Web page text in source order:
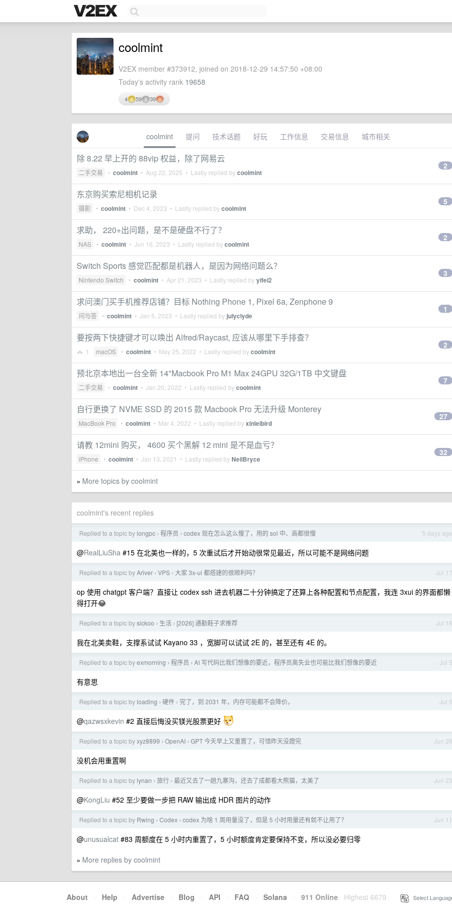
coolmint
V2EX member #373912, joined on 2018-12-29 14:57:50 +08:00
Today's activity rank 19658
4 59 39
coolmint 提问 技术话题 好玩 工作信息 交易信息 城市相关
除 8.22 早上开的 88vip 权益，除了网易云
二手交易 • coolmint • Aug 22, 2025 • Lastly replied bycoolmint
2
东京购买索尼相机记录
摄影 • coolmint • Dec 4, 2023 • Lastly replied bycoolmint
5
求助， 220+出问题，是不是硬盘不行了？
NAS • coolmint • Jun 16, 2023 • Lastly replied bycoolmint
2
Switch Sports 感觉匹配都是机器人，是因为网络问题么？
Nintendo Switch • coolmint • Apr 21, 2023 • Lastly replied byyifei2
3
求问澳门买手机推荐店铺？目标 Nothing Phone 1, Pixel 6a, Zenphone 9
问与答 • coolmint • Jan 5, 2023 • Lastly replied by julyclyde
1
要按两下快捷键才可以唤出 Alfred/Raycast, 应该从哪里下手排查？
1 macOS • coolmint • May 25, 2022 • Lastly replied bycoolmint
2
预北京本地出一台全新 14"Macbook Pro M1 Max 24GPU 32G/1TB 中文键盘
二手交易 • coolmint • Jan 20, 2022 • Lastly replied bycoolmint
7
自行更换了 NVME SSD 的 2015 款 Macbook Pro 无法升级 Monterey
MacBook Pro • coolmint • Mar 4, 2022 • Lastly replied byxinleibird
27
请教 12mini 购买， 4600 买个黑解 12 mini 是不是血亏？
iPhone • coolmint • Jan 13, 2021 • Lastly replied byNeilBryce
32
» More topics by coolmint
coolmint's recent replies
5 days ago
Replied to a topic by longpc › 程序员 › codex 现在怎么这么慢了，用的 sol 中、高都很慢
@RealLiuSha #15 在北美也一样的，5 次重试后才开始动很常见最近，所以可能不是网络问题
Jul 17
Replied to a topic byAriver › VPS › 大家 3x-ui 都搭建的很顺利吗？
op 使用 chatgpt 客户端？直接让 codex ssh 进去机器二十分钟搞定了还算上各种配置和节点配置，我连 3xui 的界面都懒
得打开😂
Jul 16
Replied to a topic bysickoo › 生活 › [2026] 通勤鞋子求推荐
我在北美卖鞋，支撑系试试 Kayano 33 ，宽脚可以试试 2E 的，甚至还有 4E 的。
Jul 5
Replied to a topic byexmorning › 程序员 › AI 写代码比我们想像的要近，程序员离失业也可能比我们想像的要近
有意思
Jul 5
Replied to a topic by loading › 硬件 › 完了，到 2031 年，内存可能都不会降价。
@qazwsxkevin #2 直接后悔没买镁光股票更好
Jun 29
Replied to a topic byxyz8899 › OpenAI › GPT 今天早上又重置了，可惜昨天没蹬完
没机会用重置啊
Jun 23
Replied to a topic by lynan › 旅行 › 最近又去了一趟九寨沟，还去了成都看大熊猫，太美了
@KongLiu #52 至少要做一步把 RAW 输出成 HDR 图片的动作
Jun 11
Replied to a topic by Rwing › Codex › codex 为啥 1 周用量没了，但是 5 小时用量还有就不让用了？
@unusualcat #83 周额度在 5 小时内重置了，5 小时额度肯定要保持不变，所以没必要归零
» More replies by coolmint
About · Help · Advertise · Blog · API · FAQ · Solana · 911 Online Highest 6679 Select